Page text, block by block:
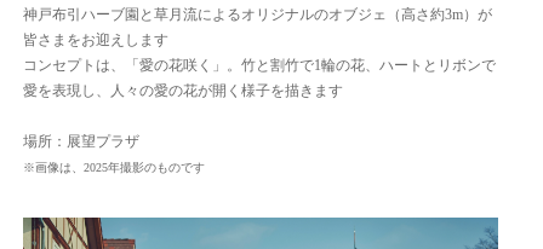
神戸布引ハーブ園と草月流によるオリジナルのオブジェ（高さ約3m）が
皆さまをお迎えします
コンセプトは、「愛の花咲く」。竹と割竹で1輪の花、ハートとリボンで
愛を表現し、人々の愛の花が開く様子を描きます
場所：展望プラザ
※画像は、2025年撮影のものです